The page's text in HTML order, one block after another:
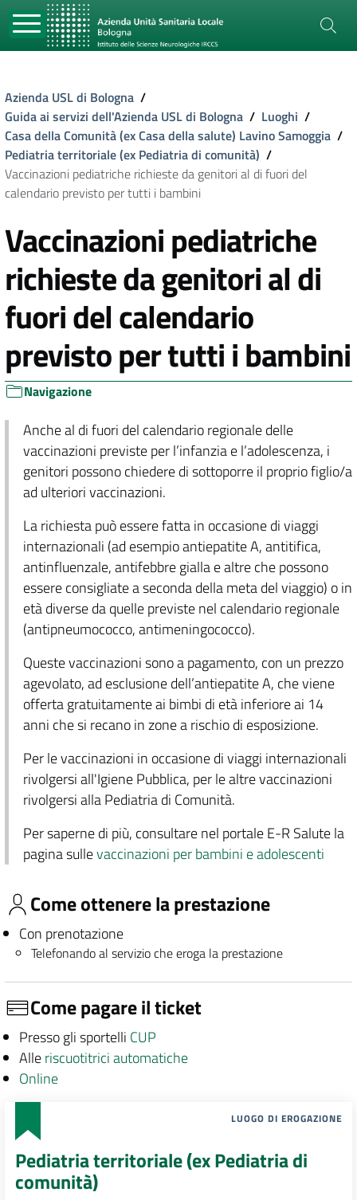
Azienda USL di Bologna /
Guida ai servizi dell'Azienda USL di Bologna / Luoghi /
Casa della Comunità (ex Casa della salute) Lavino Samoggia /
Pediatria territoriale (ex Pediatria di comunità) /
Vaccinazioni pediatriche richieste da genitori al di fuori del
calendario previsto per tutti i bambini
Vaccinazioni pediatriche
richieste da genitori al di
fuori del calendario
previsto per tutti i bambini
Navigazione
Anche al di fuori del calendario regionale delle
vaccinazioni previste per l’infanzia e l’adolescenza, i
genitori possono chiedere di sottoporre il proprio figlio/a
ad ulteriori vaccinazioni.
La richiesta può essere fatta in occasione di viaggi
internazionali (ad esempio antiepatite A, antitifica,
antinfluenzale, antifebbre gialla e altre che possono
essere consigliate a seconda della meta del viaggio) o in
età diverse da quelle previste nel calendario regionale
(antipneumococco, antimeningococco).
Queste vaccinazioni sono a pagamento, con un prezzo
agevolato, ad esclusione dell’antiepatite A, che viene
offerta gratuitamente ai bimbi di età inferiore ai 14
anni che si recano in zone a rischio di esposizione.
Per le vaccinazioni in occasione di viaggi internazionali
rivolgersi all'Igiene Pubblica, per le altre vaccinazioni
rivolgersi alla Pediatria di Comunità.
Per saperne di più, consultare nel portale E-R Salute la
pagina sullevaccinazioni per bambini e adolescenti
Come ottenere la prestazione
Con prenotazione
Telefonando al servizio che eroga la prestazione
Come pagare il ticket
Presso gli sportelli CUP
Alleriscuotitrici automatiche
Online
LUOGO DI EROGAZIONE
Pediatria territoriale (ex Pediatria di
comunità)